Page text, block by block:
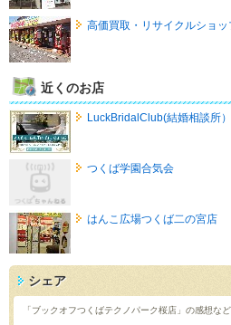
高価買取・リサイクルショ
近くのお店
LuckBridalClub(結婚相談所）
つくば学園合気会
はんこ広場つくば二の宮店
シェア
「ブックオフつくばテクノパーク桜店」の感想な